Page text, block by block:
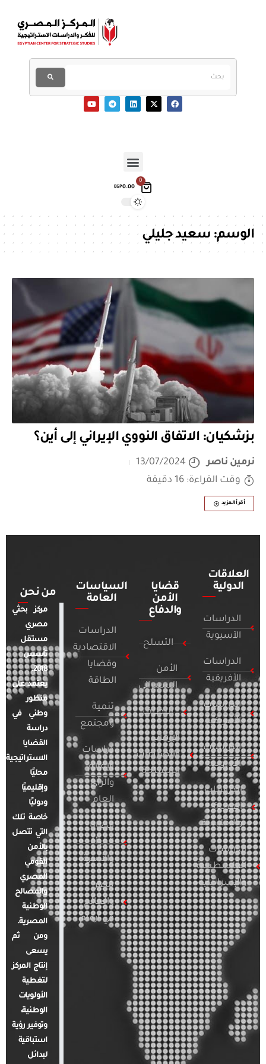
0
EGP0.00
الوسم:سعيد جليلي
بزشكيان: الاتفاق النووي الإيراني إلى أين؟
نرمين ناصر
13/07/2024
وقت القراءة: 16 دقيقة
أقرأ المزيد
العلاقات
الدولية
الدراسات
الآسيوية
الدراسات
الأفريقية
الدراسات
الأمريكية
الدراسات
الأوروبية
الدراسات
العربية
والإقليمية
الدراسات
الفلسطينية
والإسرائيلية
قضايا
الأمن
والدفاع
التسلح
الأمن
السيبراني
التطرف
الإرهاب
والصراعات
المسلحة
السياسات
العامة
الدراسات
الاقتصادية
وقضايا
الطاقة
تنمية
ومجتمع
دراسات
الإعلام
والرأي
العام
قضايا
المرأة
والأسرة
مصر
والعالم
في أرقام
من نحن
مركز بحثي
مصري
مستقل
تأسس
2018.
يعتمد على
منظور
وطني في
دراسة
القضايا
الاستراتيجية
محليًا
وإقليميًا
ودوليًا
خاصة تلك
التي تتصل
بالأمن
القومي
المصري
والمصالح
الوطنية
المصرية.
ومن ثم
يسعى
إنتاج المركز
لتغطية
الأولويات
الوطنية،
وتوفير رؤية
استباقية
لبدائل